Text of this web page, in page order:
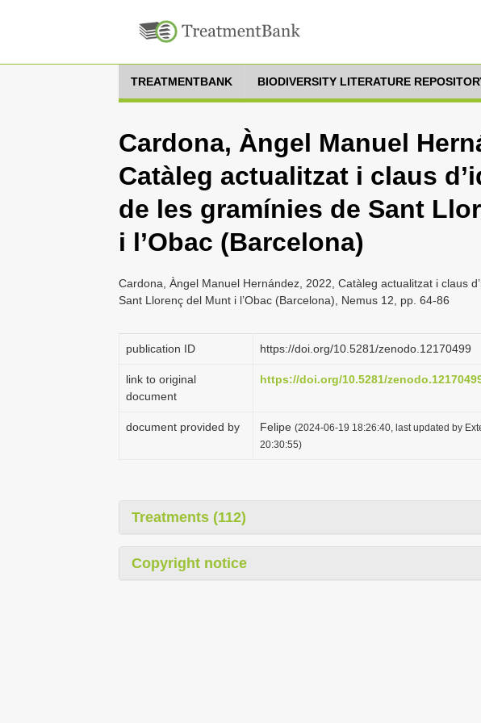
TREATMENTBANK BIODIVERSITY LITERATURE
Cardona, Àngel Manuel
Catàleg actualitzat i claus
de les gramínies de Sant
i l’Obac (Barcelona)
Cardona, Àngel Manuel Hernández, 2022, Catàleg actualitzat i claus
Sant Llorenç del Munt i l’Obac (Barcelona), Nemus 12, pp. 64-86
publication ID https://doi.org/10.5281/zenodo.12170499
link to original
document
https://doi.org/10.5281/
document provided by Felipe (2024-06-19 18:26:40, last updated by
20:30:55)
Treatments (112)
Copyright notice